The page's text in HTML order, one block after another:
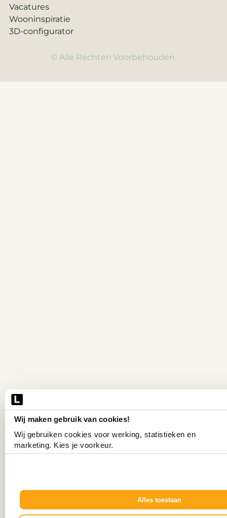
Wij maken gebruik van cookies!
Wij gebruiken cookies voor werking, statistieken en
marketing. Kies je voorkeur.
Alles toestaan
Vacatures
Wooninspiratie
3D-configurator
© Alle Rechten Voorbehouden.